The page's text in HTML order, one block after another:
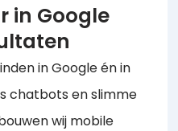
in Google
in Google én in
chatbots en slimme
wij mobile